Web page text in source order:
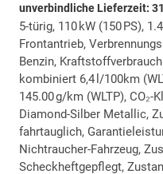
unverbindliche Lieferzeit:
5-türig, 110 kW (150 PS),
Frontantrieb,
Benzin, Kraftstoffverbrauch
kombiniert 6,4 l/100km
145.00 g/km (WLTP),
Diamond-Silber Metallic,
fahrtauglich,
Nichtraucher-Fahrzeug,
Scheckheftgepflegt,